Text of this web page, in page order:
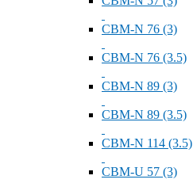
СВМ-N 76 (3)
СВМ-N 76 (3.5)
СВМ-N 89 (3)
СВМ-N 89 (3.5)
СВМ-N 114 (3.5)
СВМ-U 57 (3)